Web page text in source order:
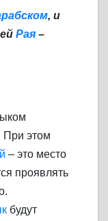
, и
Рая –
При этом
– это место
проявлять
будут